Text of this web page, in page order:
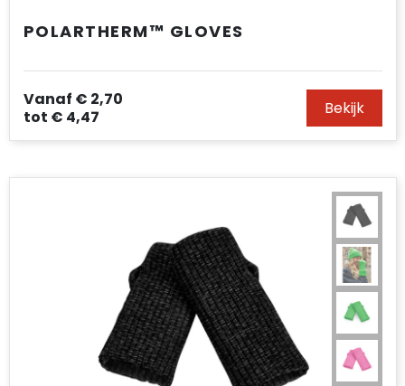
POLARTHERM™ GLOVES
Vanaf € 2,70
tot € 4,47 Bekijk